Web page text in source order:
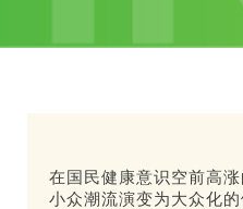
在国民健康意识空前高
小众潮流演变为大众化